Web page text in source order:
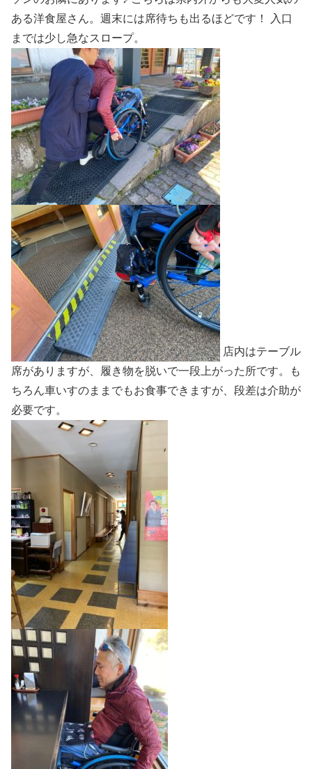
ある洋食屋さん。週末には席待ちも出るほどです！ 入口
までは少し急なスロープ。
店内はテーブル
席がありますが、履き物を脱いで一段上がった所です。も
ちろん車いすのままでもお食事できますが、段差は介助が
必要です。